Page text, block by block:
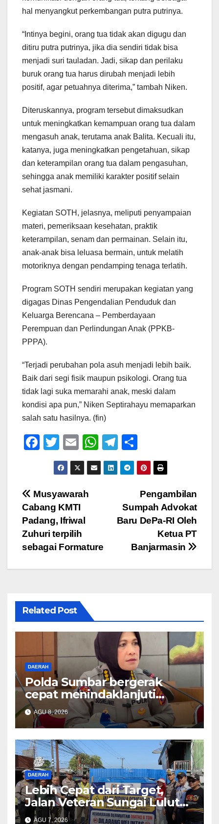
hal menyangkut perkembangan putra putrinya.
“Intinya begini, orang tua tidak akan digugu dan
ditiru putra putrinya, jika dia sendiri tidak bisa
menjadi suri tauladan. Jadi, sikap dan perilaku
buruk orang tua harus dirubah menjadi lebih
positif, agar petuahnya diterima,” tambah Niken.
Diteruskannya, program tersebut dimaksudkan
untuk meningkatkan kemampuan orang tua dalam
mengasuh anak, terutama anak Balita. Kecuali itu,
katanya, juga meningkatkan pengetahuan, sikap
dan keterampilan orang tua dalam pengasuhan,
sehingga anak memiliki karakter positif selain
sehat jasmani.
Kegiatan SOTH, jelasnya, meliputi penyampaian
materi, pemeriksaan kesehatan, praktik
keterampilan, senam dan permainan. Selain itu,
anak-anak bisa leluasa bermain, untuk melatih
motoriknya dengan pendamping tenaga terlatih.
Program SOTH sendiri merupakan kegiatan yang
digagas Dinas Pengendalian Penduduk dan
Keluarga Berencana – Pemberdayaan
Perempuan dan Perlindungan Anak (PPKB-
PPPA).
“Terjadi perubahan pola asuh menjadi lebih baik.
Baik dari segi fisik maupun psikologi. Orang tua
tidak lagi suka memarahi anak, meski dalam
kondisi apa pun,” Niken Septirahayu memaparkan
salah satu hasilnya. (fin)
F
e
b
o
o
k
T
wi
tt
er
E
m
ail
W
h
at
T
el
e
a
m
h
ar
e
Navigasi
pos
Pengambilan
Sumpah Advokat
Baru DePa-RI Oleh
Ketua PT
Banjarmasin
Musyawarah
Cabang KMTI
Padang, Ifriwal
Zuhuri terpilih
sebagai Formature
Related Post
DAERAH
Polda Sumbar bergerak
cepat menindaklanjuti
dugaan insiden pemukulan
yang diduga melibatkan
seorang oknum perwira Polri
AGU 8, 2026
DAERAH
Lebih Cepat dari Target,
Jalan Veteran Sungai Lulut
Dibuka
AGU 7, 2026